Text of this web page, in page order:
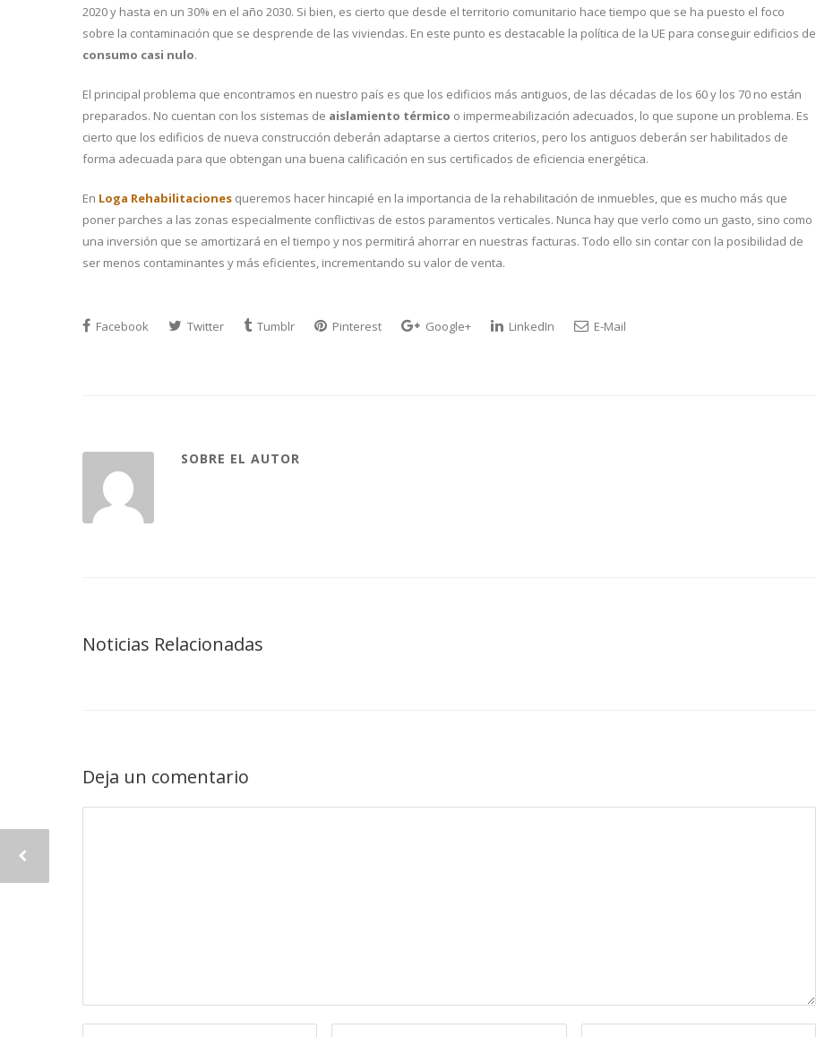
2020 y hasta en un 30% en el año 2030. Si bien, es cierto que desde el territorio comunitario hace tiempo que se ha puesto el foco
sobre la contaminación que se desprende de las viviendas. En este punto es destacable la política de la UE para conseguir edificios de
consumo casi nulo.
El principal problema que encontramos en nuestro país es que los edificios más antiguos, de las décadas de los 60 y los 70 no están
preparados. No cuentan con los sistemas de aislamiento térmico o impermeabilización adecuados, lo que supone un problema. Es
cierto que los edificios de nueva construcción deberán adaptarse a ciertos criterios, pero los antiguos deberán ser habilitados de
forma adecuada para que obtengan una buena calificación en sus certificados de eficiencia energética.
En Loga Rehabilitaciones queremos hacer hincapié en la importancia de la rehabilitación de inmuebles, que es mucho más que
poner parches a las zonas especialmente conflictivas de estos paramentos verticales. Nunca hay que verlo como un gasto, sino como
una inversión que se amortizará en el tiempo y nos permitirá ahorrar en nuestras facturas. Todo ello sin contar con la posibilidad de
ser menos contaminantes y más eficientes, incrementando su valor de venta.
Facebook Twitter Tumblr Pinterest Google+ LinkedIn E-Mail
SOBRE EL AUTOR
Noticias Relacionadas
Deja un comentario